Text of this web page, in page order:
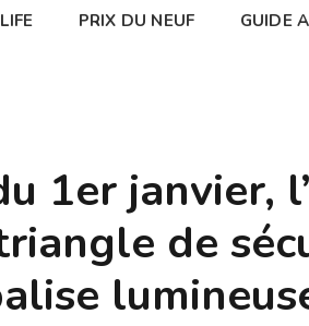
PRIX DU NEUF GUIDE
1er janvier,
de